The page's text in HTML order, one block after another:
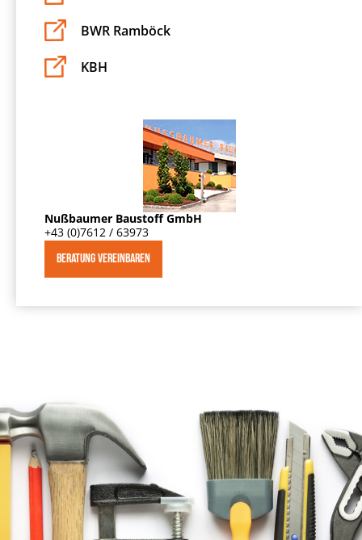
BWR Ramböck
KBH
Nußbaumer Baustoff GmbH
+43 (0)7612 / 63973
BERATUNG VEREINBAREN